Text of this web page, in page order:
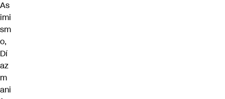
As
imi
sm
o,
Dí
az
m
ani